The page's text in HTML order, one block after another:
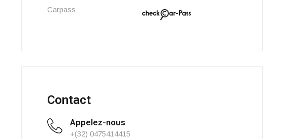
Carpass
Contact
Appelez-nous
+(32) 0475414415